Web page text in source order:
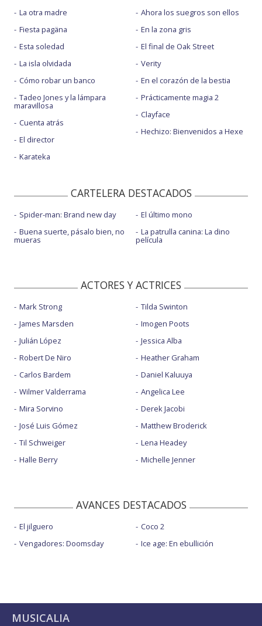
La otra madre
Fiesta pagäna
Esta soledad
La isla olvidada
Cómo robar un banco
Tadeo Jones y la lámpara
maravillosa
Cuenta atrás
El director
Karateka
Ahora los suegros son ellos
En la zona gris
El final de Oak Street
Verity
En el corazón de la bestia
Prácticamente magia 2
Clayface
Hechizo: Bienvenidos a Hexe
CARTELERA DESTACADOS
Spider-man: Brand new day
Buena suerte, pásalo bien, no
mueras
El último mono
La patrulla canina: La dino
película
ACTORES Y ACTRICES
Mark Strong
James Marsden
Julián López
Robert De Niro
Carlos Bardem
Wilmer Valderrama
Mira Sorvino
José Luis Gómez
Til Schweiger
Halle Berry
Tilda Swinton
Imogen Poots
Jessica Alba
Heather Graham
Daniel Kaluuya
Angelica Lee
Derek Jacobi
Matthew Broderick
Lena Headey
Michelle Jenner
AVANCES DESTACADOS
El jilguero
Vengadores: Doomsday
Coco 2
Ice age: En ebullición
MUSICALIA